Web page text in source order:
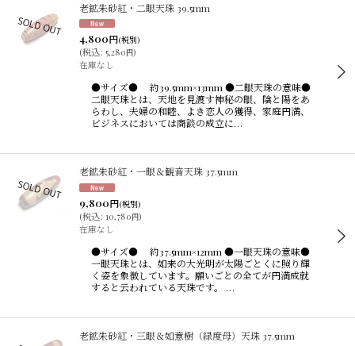
老鉱朱砂紅・二眼天珠 39.5mm
4,800円(税別)
(税込: 5,280円)
在庫なし
●サイズ● 約39.5mm×13mm ●二眼天珠の意味●
二眼天珠とは、天地を見渡す神秘の眼、陰と陽をあ
らわし、夫婦の和睦、よき恋人の獲得、家庭円満、
ビジネスにおいては商談の成立に…
老鉱朱砂紅・一眼＆観音天珠 37.5mm
9,800円(税別)
(税込: 10,780円)
在庫なし
●サイズ● 約37.5mm×12mm ●一眼天珠の意味●
一眼天珠とは、如来の大光明が太陽ごとくに照り輝
く姿を象徴しています。願いごとの全てが円満成就
すると云われている天珠です。 …
老鉱朱砂紅・三眼＆如意樹（緑度母）天珠 37.5mm